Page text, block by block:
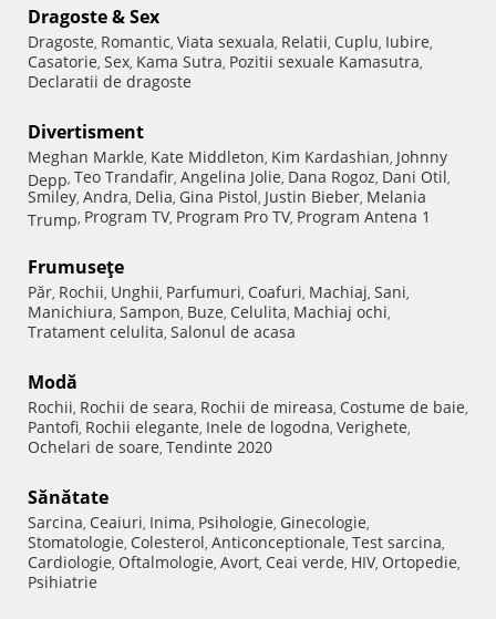
Dragoste & Sex
Dragoste, Romantic, Viata sexuala, Relatii, Cuplu, Iubire,
Casatorie, Sex, Kama Sutra, Pozitii sexuale Kamasutra,
Declaratii de dragoste
Divertisment
Meghan Markle, Kate Middleton, Kim Kardashian, Johnny
Depp, Teo Trandafir, Angelina Jolie, Dana Rogoz, Dani Otil,
Smiley, Andra, Delia, Gina Pistol, Justin Bieber, Melania
Trump, Program TV, Program Pro TV, Program Antena 1
Frumuseţe
Păr, Rochii, Unghii, Parfumuri, Coafuri, Machiaj, Sani,
Manichiura, Sampon, Buze, Celulita, Machiaj ochi,
Tratament celulita, Salonul de acasa
Modă
Rochii, Rochii de seara, Rochii de mireasa, Costume de baie,
Pantofi, Rochii elegante, Inele de logodna, Verighete,
Ochelari de soare, Tendinte 2020
Sănătate
Sarcina, Ceaiuri, Inima, Psihologie, Ginecologie,
Stomatologie, Colesterol, Anticonceptionale, Test sarcina,
Cardiologie, Oftalmologie, Avort, Ceai verde, HIV, Ortopedie,
Psihiatrie